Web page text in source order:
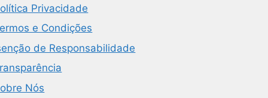
Privacidade
e Condições
de Responsabilidade
Nós